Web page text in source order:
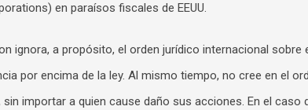
en paraísos fiscales de EEUU.
ignora, a propósito, el orden jurídico internacional sobre
por encima de la ley. Al mismo tiempo, no cree en el
sin importar a quien cause daño sus acciones. En el caso